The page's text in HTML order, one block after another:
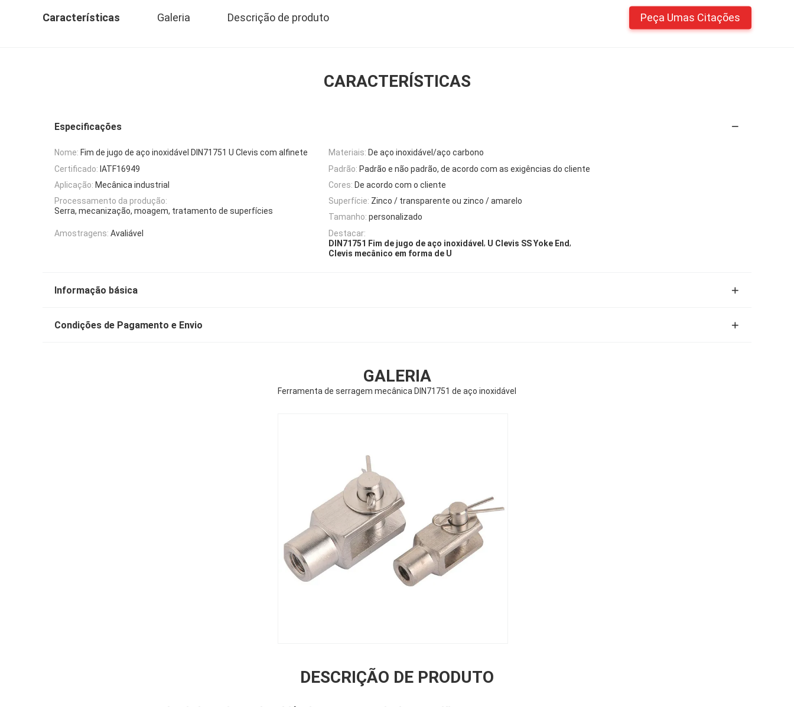
Características Galeria Descrição de produto Peça Umas Citações
CARACTERÍSTICAS
Especificações
Nome: Fim de jugo de aço inoxidável DIN71751 U Clevis com alfinete Materiais: De aço inoxidável/aço carbono
Certificado: IATF16949 Padrão: Padrão e não padrão, de acordo com as exigências do cliente
Aplicação: Mecânica industrial Cores: De acordo com o cliente
Processamento da produção:
Serra, mecanização, moagem, tratamento de superfícies
Superfície: Zinco / transparente ou zinco / amarelo
Tamanho: personalizado
Amostragens: Avaliável
Destacar:
DIN71751 Fim de jugo de aço inoxidável , U Clevis SS Yoke End,
Clevis mecânico em forma de U
Informação básica
Condições de Pagamento e Envio
GALERIA
Ferramenta de serragem mecânica DIN71751 de aço inoxidável
DESCRIÇÃO DE PRODUTO